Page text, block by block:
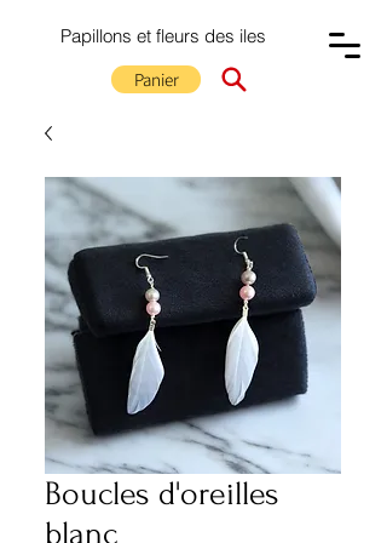
Papillons et fleurs des iles
Panier
Boucles d'oreilles
blanc